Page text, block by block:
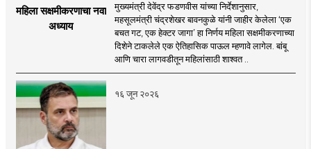
महिला सक्षमीकरणाचा नवा
अध्याय
मुख्यमंत्री देवेंद्र फडणवीस यांच्या निर्देशानुसार,
महसूलमंत्री चंद्रशेखर बावनकुळे यांनी जाहीर केलेला ‘एक
बचत गट, एक हेक्टर जागा’ हा निर्णय महिला सक्षमीकरणाच्या
दिशेने टाकलेले एक ऐतिहासिक पाऊल म्हणावे लागेल. बांबू
आणि चारा लागवडीतून महिलांसाठी शाश्वत ..
१६ जून २०२६